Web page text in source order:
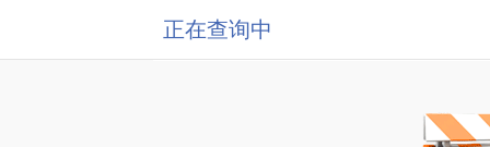
正在查询中